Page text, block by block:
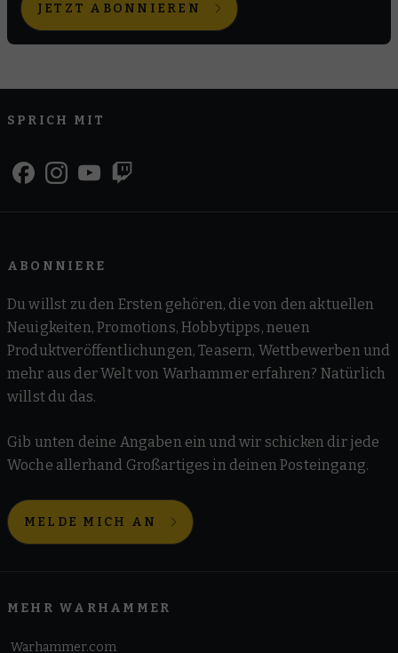
JETZT ABONNIEREN
SPRICH MIT
ABONNIERE
Du willst zu den Ersten gehören, die von den aktuellen
Neuigkeiten, Promotions, Hobbytipps, neuen
Produktveröffentlichungen, Teasern, Wettbewerben und
mehr aus der Welt von Warhammer erfahren? Natürlich
willst du das.
Gib unten deine Angaben ein und wir schicken dir jede
Woche allerhand Großartiges in deinen Posteingang.
MELDE MICH AN
MEHR WARHAMMER
Warhammer.com